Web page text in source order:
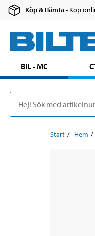
Köp & Hämta- Köp
BIL - MC
Start Hem